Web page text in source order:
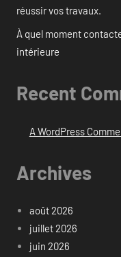
réussir vos travaux.
À quel moment
intérieure
Recent
A WordPress
Archives
août 2026
juillet 2026
juin 2026